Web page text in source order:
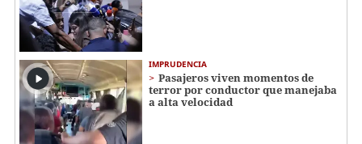
IMPRUDENCIA
Pasajeros viven momentos de
terror por conductor que manejaba
a alta velocidad